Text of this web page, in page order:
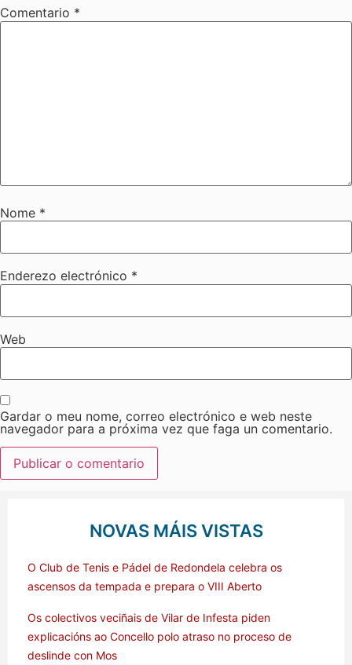
Comentario *
Nome *
Enderezo electrónico *
Web
Gardar o meu nome, correo electrónico e web neste
navegador para a próxima vez que faga un comentario.
NOVAS MÁIS VISTAS
O Club de Tenis e Pádel de Redondela celebra os
ascensos da tempada e prepara o VIII Aberto
Os colectivos veciñais de Vilar de Infesta piden
explicacións ao Concello polo atraso no proceso de
deslinde con Mos